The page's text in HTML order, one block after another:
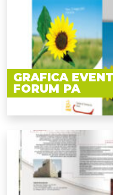
GRAFICA
FORUM PA